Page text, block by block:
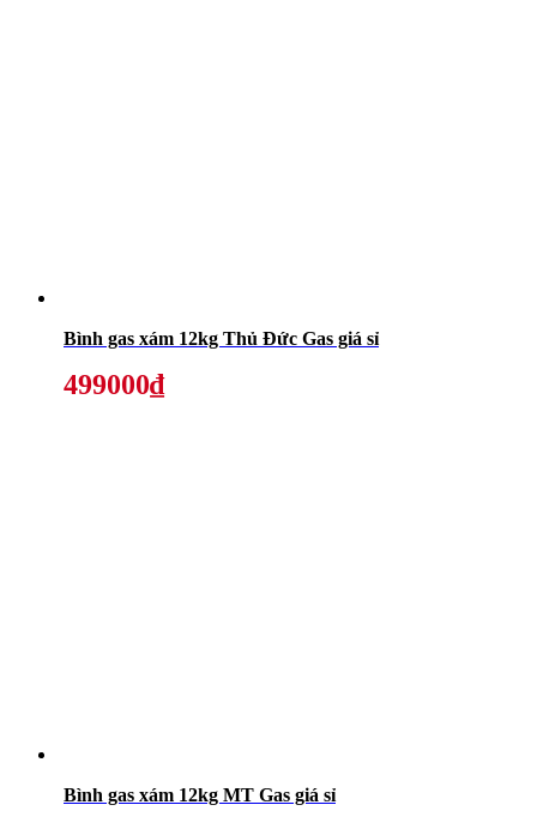
Bình gas xám 12kg Thủ Đức Gas giá sỉ
499000₫
Bình gas xám 12kg MT Gas giá sỉ